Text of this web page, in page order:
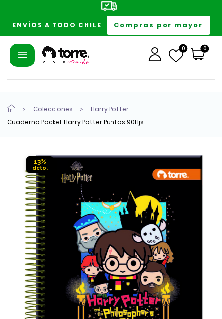
ENVÍOS A TODO CHILE Compras por mayor
0 0
Colecciones
Harry Potter
Cuaderno Pocket Harry Potter Puntos 90Hjs.
13%